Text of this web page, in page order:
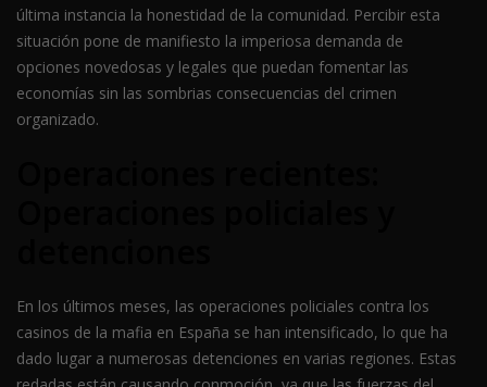
última instancia la honestidad de la comunidad. Percibir esta
situación pone de manifiesto la imperiosa demanda de
opciones novedosas y legales que puedan fomentar las
economías sin las sombrias consecuencias del crimen
organizado.
En los últimos meses, las operaciones policiales contra los
casinos de la mafia en España se han intensificado, lo que ha
dado lugar a numerosas detenciones en varias regiones. Estas